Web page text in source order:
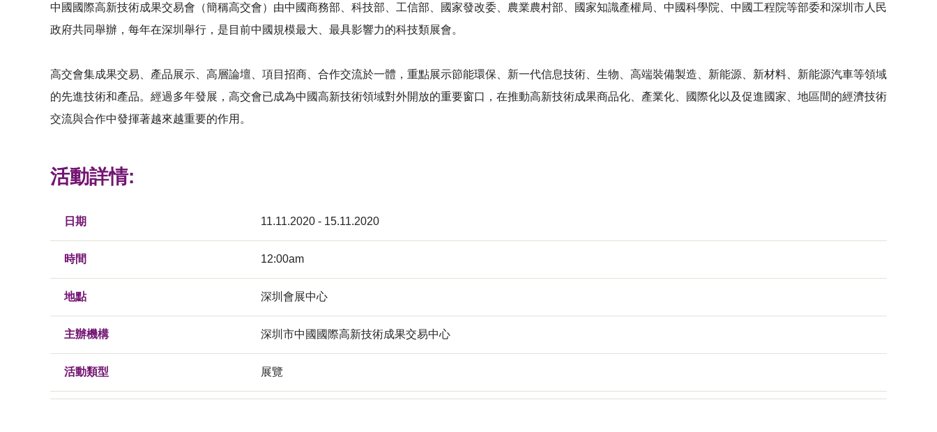
中國國際高新技術成果交易會（簡稱高交會）由中國商務部、科技部、工信部、國家發改委、農業農村部、國家知識產權局、中國科學院、中國工程院等部委和深圳市人民
政府共同舉辦，每年在深圳舉行，是目前中國規模最大、最具影響力的科技類展會。
高交會集成果交易、產品展示、高層論壇、項目招商、合作交流於一體，重點展示節能環保、新一代信息技術、生物、高端裝備製造、新能源、新材料、新能源汽車等領域
的先進技術和產品。經過多年發展，高交會已成為中國高新技術領域對外開放的重要窗口，在推動高新技術成果商品化、產業化、國際化以及促進國家、地區間的經濟技術
交流與合作中發揮著越來越重要的作用。
活動詳情:
日期 11.11.2020 - 15.11.2020
時間 12:00am
地點 深圳會展中心
主辦機構 深圳市中國國際高新技術成果交易中心
活動類型 展覽